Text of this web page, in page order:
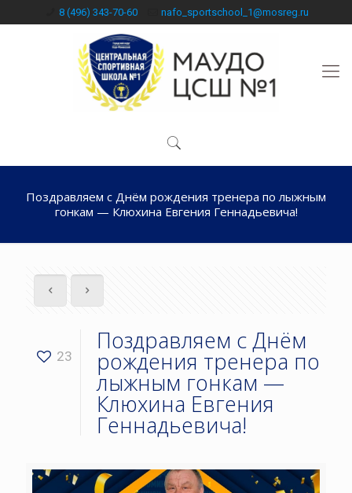
8 (496) 343-70-60 nafo_sportschool_1@mosreg.ru
Поздравляем с Днём рождения тренера по лыжным
гонкам — Клюхина Евгения Геннадьевича!
23
Поздравляем с Днём
рождения тренера по
лыжным гонкам —
Клюхина Евгения
Геннадьевича!